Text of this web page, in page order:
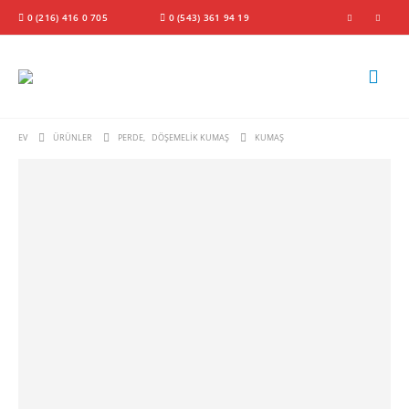
0 (216) 416 0 705 0 (543) 361 94 19
EV ÜRÜNLER PERDE, DÖŞEMELIK KUMAŞ KUMAŞ